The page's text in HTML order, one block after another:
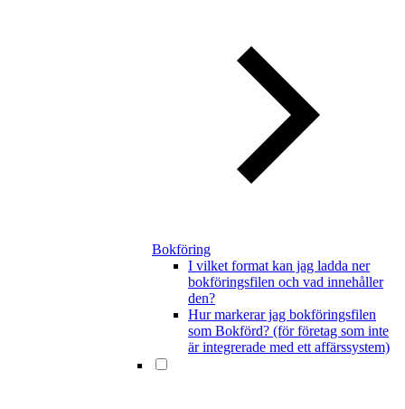
Bokföring
I vilket format kan jag ladda ner
bokföringsfilen och vad innehåller
den?
Hur markerar jag bokföringsfilen
som Bokförd? (för företag som inte
är integrerade med ett affärssystem)